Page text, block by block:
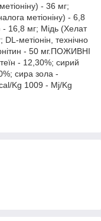
- 36 мг;
метіоніну) - 6,8
- 16,8 мг; Мідь (Хелат
DL-метіонін, технічно
- 50 мг.ПОЖИВНІ
- 12,30%; сирий
сира зола -
Kg 1009 - Mj/Kg